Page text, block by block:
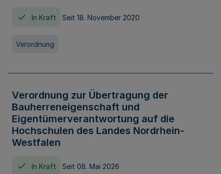
In Kraft Seit 18. November 2020
Verordnung
Verordnung zur Übertragung der
Bauherreneigenschaft und
Eigentümerverantwortung auf die
Hochschulen des Landes Nordrhein-
Westfalen
In Kraft Seit 08. Mai 2026